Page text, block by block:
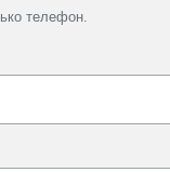
телефон.